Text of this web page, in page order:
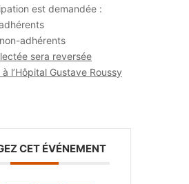
est demandée :
adhérents
sera reversée
l’Hôpital Gustave Roussy
CET ÉVÉNEMENT